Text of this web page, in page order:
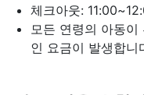
체크아웃:
모든 연령의 아동
인 요금이 발생합니